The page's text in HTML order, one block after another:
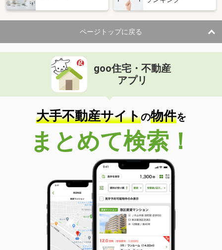
ページトップに戻る
goo住宅・不動産
アプリ
大手不動産サイトの物件を
まとめて検索！